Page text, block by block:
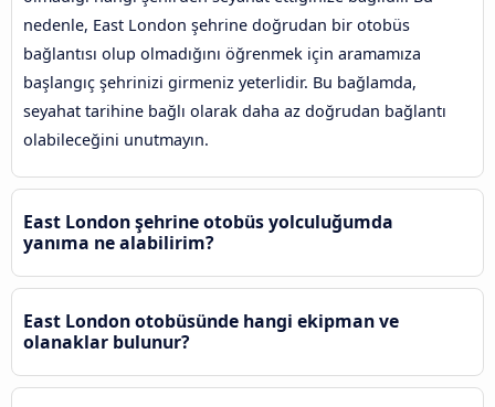
nedenle, East London şehrine doğrudan bir otobüs
bağlantısı olup olmadığını öğrenmek için aramamıza
başlangıç şehrinizi girmeniz yeterlidir. Bu bağlamda,
seyahat tarihine bağlı olarak daha az doğrudan bağlantı
olabileceğini unutmayın.
East London şehrine otobüs yolculuğumda
yanıma ne alabilirim?
East London otobüsünde hangi ekipman ve
olanaklar bulunur?